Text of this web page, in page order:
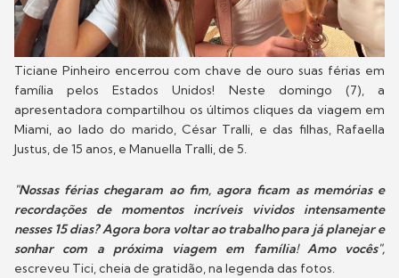
Ticiane Pinheiro encerrou com chave de ouro suas férias em
família pelos Estados Unidos! Neste domingo (7), a
apresentadora compartilhou os últimos cliques da viagem em
Miami, ao lado do marido, César Tralli, e das filhas, Rafaella
Justus, de 15 anos, e Manuella Tralli, de 5.
"Nossas férias chegaram ao fim, agora ficam as memórias e
recordações de momentos incríveis vividos intensamente
nesses 15 dias? Agora bora voltar ao trabalho para já planejar e
sonhar com a próxima viagem em família! Amo vocês",
escreveu Tici, cheia de gratidão, na legenda das fotos.